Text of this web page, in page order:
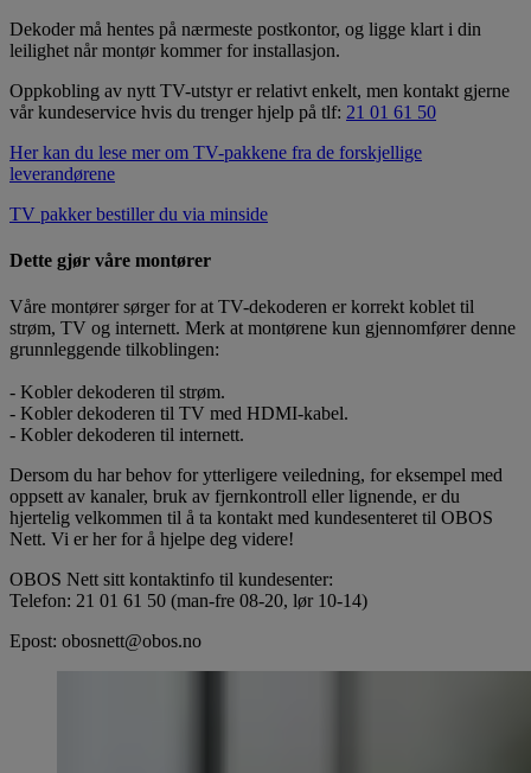
Dekoder må hentes på nærmeste postkontor, og ligge klart i din
leilighet når montør kommer for installasjon.
Oppkobling av nytt TV-utstyr er relativt enkelt, men kontakt gjerne
vår kundeservice hvis du trenger hjelp på tlf: 21 01 61 50
Her kan du lese mer om TV-pakkene fra de forskjellige
leverandørene
TV pakker bestiller du via minside
Dette gjør våre montører
Våre montører sørger for at TV-dekoderen er korrekt koblet til
strøm, TV og internett. Merk at montørene kun gjennomfører denne
grunnleggende tilkoblingen:
- Kobler dekoderen til strøm.
- Kobler dekoderen til TV med HDMI-kabel.
- Kobler dekoderen til internett.
Dersom du har behov for ytterligere veiledning, for eksempel med
oppsett av kanaler, bruk av fjernkontroll eller lignende, er du
hjertelig velkommen til å ta kontakt med kundesenteret til OBOS
Nett. Vi er her for å hjelpe deg videre!
OBOS Nett sitt kontaktinfo til kundesenter:
Telefon: 21 01 61 50 (man-fre 08-20, lør 10-14)
Epost: obosnett@obos.no